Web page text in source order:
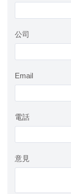
公司
Email
電話
意見